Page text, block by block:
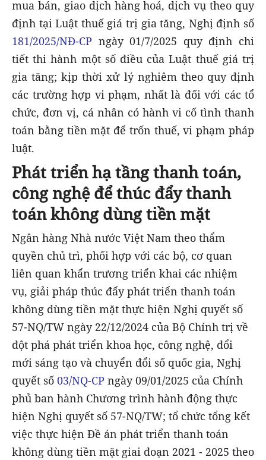
mua bán, giao dịch hàng hoá, dịch vụ theo quy
định tại Luật thuế giá trị gia tăng, Nghị định số
181/2025/NĐ-CP ngày 01/7/2025 quy định chi
tiết thi hành một số điều của Luật thuế giá trị
gia tăng; kịp thời xử lý nghiêm theo quy định
các trường hợp vi phạm, nhất là đối với các tổ
chức, đơn vị, cá nhân có hành vi cố tình thanh
toán bằng tiền mặt để trốn thuế, vi phạm pháp
luật.
Phát triển hạ tầng thanh toán,
công nghệ để thúc đẩy thanh
toán không dùng tiền mặt
Ngân hàng Nhà nước Việt Nam theo thẩm
quyền chủ trì, phối hợp với các bộ, cơ quan
liên quan khẩn trương triển khai các nhiệm
vụ, giải pháp thúc đẩy phát triển thanh toán
không dùng tiền mặt thực hiện Nghị quyết số
57-NQ/TW ngày 22/12/2024 của Bộ Chính trị về
đột phá phát triển khoa học, công nghệ, đổi
mới sáng tạo và chuyển đổi số quốc gia, Nghị
quyết số 03/NQ-CP ngày 09/01/2025 của Chính
phủ ban hành Chương trình hành động thực
hiện Nghị quyết số 57-NQ/TW; tổ chức tổng kết
việc thực hiện Đề án phát triển thanh toán
không dùng tiền mặt giai đoạn 2021 - 2025 theo